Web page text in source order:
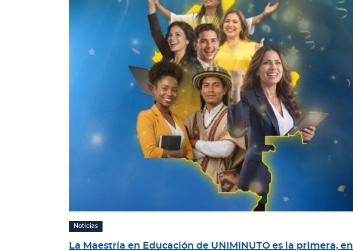
Noticias
La Maestría en Educación de UNIMINUTO es la primera, en